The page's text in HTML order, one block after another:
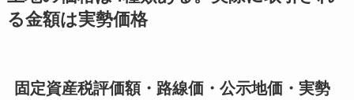
る金額は実勢価格
固定資産税評価額・路線価・公示地価・実勢